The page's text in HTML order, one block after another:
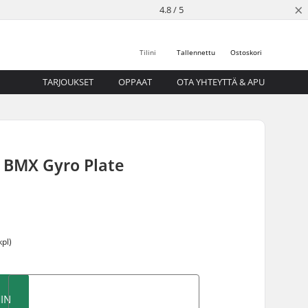
4.8 / 5 ×
Ostoskori
Tallennettu
Tilini
TARJOUKSET OPPAAT OTA YHTEYTTÄ & APU
Gyro Plate